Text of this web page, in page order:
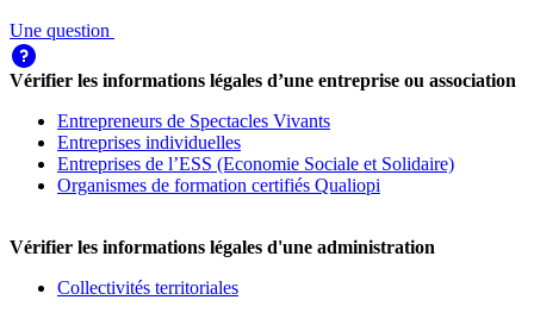
Une question
Vérifier les informations légales d’une entreprise ou association
Entrepreneurs de Spectacles Vivants
Entreprises individuelles
Entreprises de l’ESS (Economie Sociale et Solidaire)
Organismes de formation certifiés Qualiopi
Vérifier les informations légales d'une administration
Collectivités territoriales